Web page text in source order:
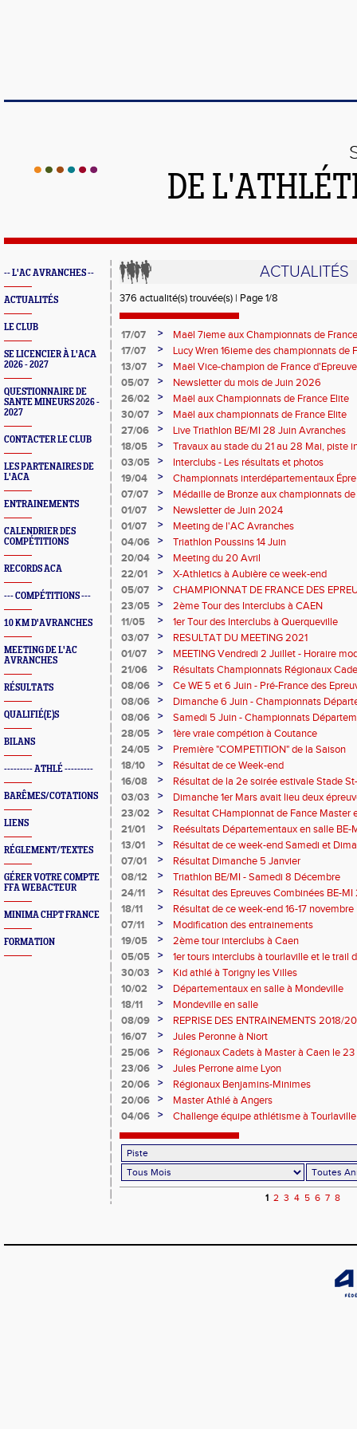
DE
-- L'AC AVRANCHES --
ACTUALITÉS
LE CLUB
SE LICENCIER À L'ACA
2026 - 2027
QUESTIONNAIRE DE
SANTE MINEURS 2026 -
2027
CONTACTER LE CLUB
LES PARTENAIRES DE
L'ACA
ENTRAINEMENTS
CALENDRIER DES
COMPÉTITIONS
RECORDS ACA
--- COMPÉTITIONS ---
10 KM D'AVRANCHES
MEETING DE L'AC
AVRANCHES
RÉSULTATS
QUALIFIÉ(E)S
BILANS
--------- ATHLÉ ---------
BARÊMES/COTATIONS
LIENS
RÉGLEMENT/TEXTES
GÉRER VOTRE COMPTE
FFA WEBACTEUR
MINIMA CHPT FRANCE
FORMATION
ACTUALITÉS
376 actualité(s) trouvée(s) | Page 1/8
17/07 >
Maël 7ieme aux Championnats de
17/07
>
Lucy Wren 16ieme des championnats de
perche
13/07 >
Maël Vice-champion de France
05/07
>
Newsletter du mois de Juin 2026
26/02
>
Maël aux Championnats de France Elite
30/07
>
Maël aux championnats de France Elite
27/06
>
Live Triathlon BE/MI 28 Juin Avranches
18/05
>
Travaux au stade du 21 au 28 Mai, piste
03/05
>
Interclubs - Les résultats et photos
19/04
>
Championnats interdépartementaux
07/07
>
Médaille de Bronze aux championnats
01/07
>
Newsletter de Juin 2024
01/07
>
Meeting de l'AC Avranches
04/06
>
Triathlon Poussins 14 Juin
20/04
>
Meeting du 20 Avril
22/01
>
X-Athletics à Aubière ce week-end
05/07
>
CHAMPIONNAT DE FRANCE DES
23/05
>
2ème Tour des Interclubs à CAEN
11/05
>
1er Tour des Interclubs à Querqueville
03/07
>
RESULTAT DU MEETING 2021
01/07
>
MEETING Vendredi 2 Juillet - Horaire
21/06
>
Résultats Championnats Régionaux
08/06
>
Ce WE 5 et 6 Juin - Pré-France des
- Laval
08/06 >
Dimanche 6 Juin - Championnats
à Saint Lô CJESM
08/06 >
Samedi 5 Juin - Championnats
Saint Lô
28/05 >
1ère vraie compétion à Coutance
24/05
>
Première "COMPETITION" de la Saison
18/10
>
Résultat de ce Week-end
16/08
>
Résultat de la 2e soirée estivale Stade
03/03
>
Dimanche 1er Mars avait lieu deux
Combinées.
23/02 >
Resultat CHampionnat de Fance Master
21/01
>
Reésultats Départementaux en salle BE-
13/01
>
Résultat de ce week-end Samedi et
07/01
>
Résultat Dimanche 5 Janvier
08/12
>
Triathlon BE/MI - Samedi 8 Décembre
24/11
>
Résultat des Epreuves Combinées BE-
18/11
>
Résultat de ce week-end 16-17 novembre
07/11
>
Modification des entrainements
19/05
>
2ème tour interclubs à Caen
05/05
>
1er tours interclubs à tourlaville et le trail
30/03
>
Kid athlé à Torigny les Villes
10/02
>
Départementaux en salle à Mondeville
18/11
>
Mondeville en salle
08/09
>
REPRISE DES ENTRAINEMENTS 2018/
16/07
>
Jules Peronne à Niort
25/06
>
Régionaux Cadets à Master à Caen le
23/06
>
Jules Perrone aime Lyon
20/06
>
Régionaux Benjamins-Minimes
20/06
>
Master Athlé à Angers
04/06
> Challenge équipe athlétisme à Tourlaville
1 2 3 4 5 6 7 8